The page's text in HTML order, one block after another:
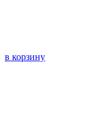
в корзину